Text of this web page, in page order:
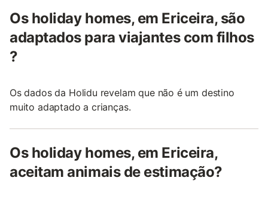
Os holiday homes, em Ericeira, são
adaptados para viajantes com filhos
?
Os dados da Holidu revelam que não é um destino
muito adaptado a crianças.
Os holiday homes, em Ericeira,
aceitam animais de estimação?